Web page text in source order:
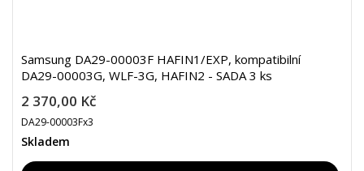
Samsung DA29-00003F HAFIN1/EXP, kompatibilní
DA29-00003G, WLF-3G, HAFIN2 - SADA 3 ks
2 370,00 Kč
DA29-00003Fx3
Skladem